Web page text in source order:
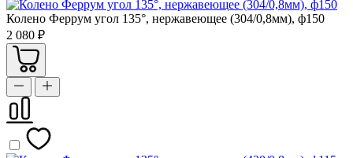
Колено Феррум угол 135°, нержавеющее (304/0,8мм), ф150
2 080 ₽